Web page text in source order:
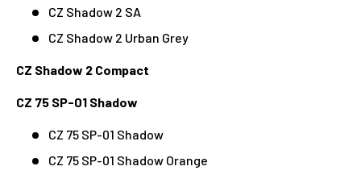
CZ Shadow 2 SA
CZ Shadow 2 Urban Grey
CZ Shadow 2 Compact
CZ 75 SP-01 Shadow
CZ 75 SP-01 Shadow
CZ 75 SP-01 Shadow Orange